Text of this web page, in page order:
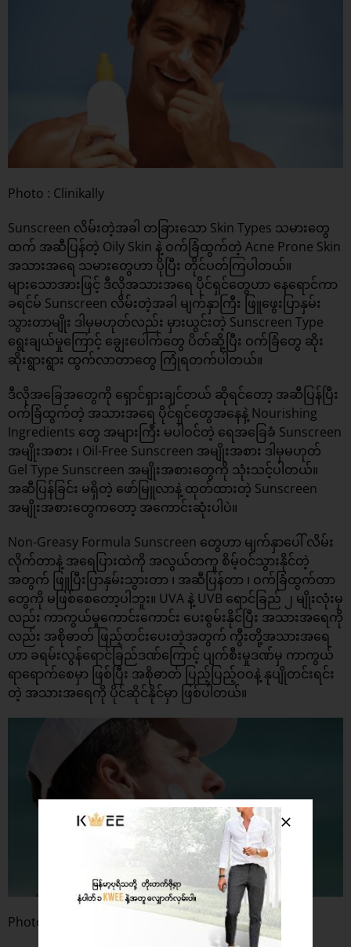
Photo : Clinikally
Sunscreen လိမ်းတဲ့အခါ တခြားသော Skin Types သမားတွေ
ထက် အဆီပြန်တဲ့ Oily Skin နဲ့ ဝက်ခြံထွက်တဲ့ Acne Prone Skin
အသားအရေ သမားတွေဟာ ပိုပြီး တိုင်ပတ်ကြပါတယ်။
များသောအားဖြင့် ဒီလိုအသားအရေ ပိုင်ရှင်တွေဟာ နေရောင်ကာ
ခရင်မ် Sunscreen လိမ်းတဲ့အခါ မျက်နှာကြီး ဖြူဖွေးပြာနှမ်း
သွားတာမျိုး ဒါမှမဟုတ်လည်း မှားယွင်းတဲ့ Sunscreen Type
ရွေးချယ်မှုကြောင့် ချွေးပေါက်တွေ ပိတ်ဆို့ပြီး ဝက်ခြံတွေ ဆိုး
ဆိုးရွားရွား ထွက်လာတာတွေ ကြုံရတက်ပါတယ်။
ဒီလိုအခြေအတွေကို ရှောင်ရှားချင်တယ် ဆိုရင်တော့ အဆီပြန်ပြီး
ဝက်ခြံထွက်တဲ့ အသားအရေ ပိုင်ရှင်တွေအနေနဲ့ Nourishing
Ingredients တွေ အများကြီး မပါဝင်တဲ့ ရေအခြေခံ Sunscreen
အမျိုးအစား ၊ Oil-Free Sunscreen အမျိုးအစား ဒါမှမဟုတ်
Gel Type Sunscreen အမျိုးအစားတွေကို သုံးသင့်ပါတယ်။
အဆီပြန်ခြင်း မရှိတဲ့ ဖော်မြူလာနဲ့ ထုတ်ထားတဲ့ Sunscreen
အမျိုးအစားတွေကတော့ အကောင်းဆုံးပါပဲ။
Non-Greasy Formula Sunscreen တွေဟာ မျက်နှာပေါ် လိမ်း
လိုက်တာနဲ့ အရေပြားထဲကို အလွယ်တကူ စိမ့်ဝင်သွားနိုင်တဲ့
အတွက် ဖြူပြီးပြာနှမ်းသွားတာ ၊ အဆီပြန်တာ ၊ ဝက်ခြံထွက်တာ
တွေကို မဖြစ်စေတော့ပါဘူး။ UVA နဲ့ UVB ရောင်ခြည် ၂ မျိုးလုံးမှ
လည်း ကာကွယ်မှုကောင်းကောင်း ပေးစွမ်းနိုင်ပြီး အသားအရေကို
လည်း အစိုဓာတ် ဖြည့်တင်းပေးတဲ့အတွက် ကွီးတို့အသားအရေ
ဟာ ခရမ်းလွန်ရောင်ခြည်ဒဏ်ကြောင့် ပျက်စီးမှုဒဏ်မှ ကာကွယ်
ရာရောက်စေမှာ ဖြစ်ပြီး အစိုဓာတ် ပြည့်ပြည့်ဝဝနဲ့ နုပျိုတင်းရင်း
တဲ့ အသားအရေကို ပိုင်ဆိုင်နိုင်မှာ ဖြစ်ပါတယ်။
Photo : DermaSkinShop